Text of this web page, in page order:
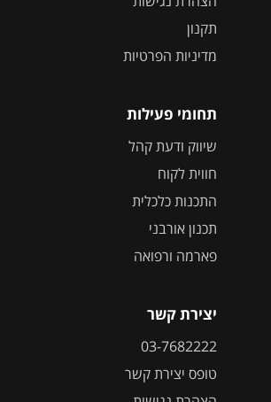
תקנון
מדיניות הפרטיות
תחומי פעילות
שיווק ודעת קהל
חווית לקוח
התכנות כלכלית
תכנון אורבני
פארמה ורפואה
יצירת קשר
03-7682222
טופס יצירת קשר